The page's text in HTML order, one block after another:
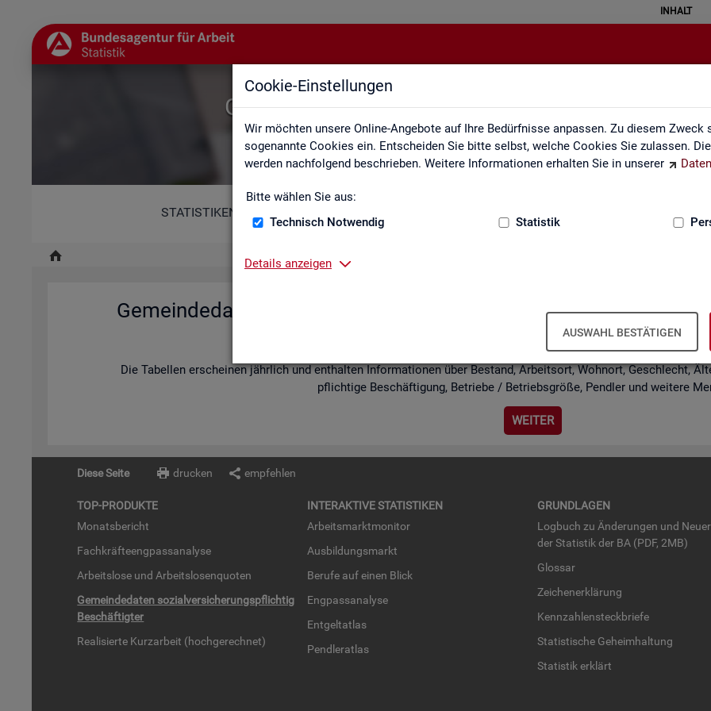
Cookie-Einstellungen
Wir möchten unsere Online-Angebote auf Ihre Bedürfnisse anpassen. Zu diesem Zweck
sogenannte Cookies ein. Entscheiden Sie bitte selbst, welche Cookies Sie zulassen.
werden nachfolgend beschrieben. Weitere Informationen erhalten Sie in unserer
Bitte wählen Sie aus:
Technisch Notwendig
Statistik
Details anzeigen
AUSWAHL BESTÄTIGEN
INHALT
Gemeindedaten sozialversicherungspflichtig
STATISTIKEN
Ge­mein­de­da­ten der so­zi­al­ver­si­che­rungs­pflich­tig Be­schäf­tig­ten
Deutsch­land, Län­der, Krei­se und Ge­mein­den
Die Ta­bel­len er­schei­nen jähr­lich und ent­hal­ten In­for­ma­tio­nen über Be­stand, Ar­beits­ort, Wohn­ort, Ge­schlecht,
pflich­ti­ge Be­schäf­ti­gung, Be­trie­be / Be­triebs­grö­ße, Pend­ler und wei­te­re
WEI­TER
Diese Seite drucken empfehlen
TOP-PRO­DUK­TE
Mo­nats­be­richt
Fach­kräf­te­eng­pass­ana­ly­se
Ar­beits­lo­se und Ar­beits­lo­sen­quo­ten
Ge­mein­de­da­ten so­zi­al­ver­si­che­rungs­pflich­tig
Be­schäf­tig­ter
Rea­li­sier­te Kurz­ar­beit (hoch­ge­rech­net)
IN­TER­AK­TI­VE STA­TIS­TI­KEN
Ar­beits­markt­mo­ni­tor
Aus­bil­dungs­markt
Be­ru­fe auf einen Blick
Eng­pass­ana­ly­se
Ent­gel­t­at­las
Pend­ler­at­las
GRUND­LA­GEN
Log­buch zu Än­de­run­gen und
der Sta­tis­tik der BA (PDF, 2MB)
Glos­sar
Zei­chen­er­klä­rung
Kenn­zah­len­steck­brie­fe
Sta­tis­ti­sche Ge­heim­hal­tung
Sta­tis­tik er­klärt